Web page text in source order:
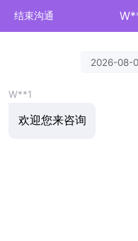
结束沟通
2026-08-
W**1
欢迎您来咨询